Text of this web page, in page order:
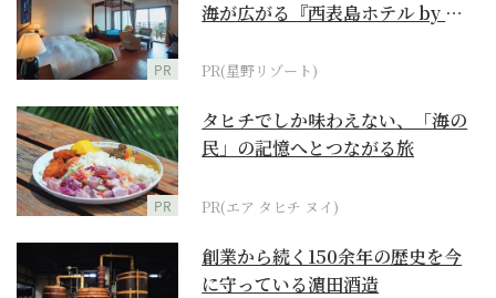
PR
海が広がる『西表島ホテル by 星
PR(星野リゾート)
PR
タヒチでしか味わえない、「海の
民」の記憶へとつながる旅
PR(エア タヒチ ヌイ)
創業から続く150余年の歴史を今
に守っている濵田酒造